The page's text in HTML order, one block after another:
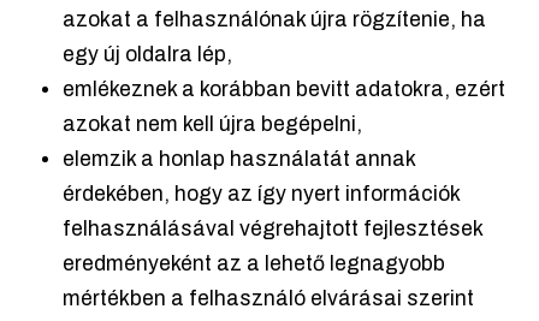
azokat a felhasználónak újra rögzítenie, ha
egy új oldalra lép,
emlékeznek a korábban bevitt adatokra, ezért
azokat nem kell újra begépelni,
elemzik a honlap használatát annak
érdekében, hogy az így nyert információk
felhasználásával végrehajtott fejlesztések
eredményeként az a lehető legnagyobb
mértékben a felhasználó elvárásai szerint